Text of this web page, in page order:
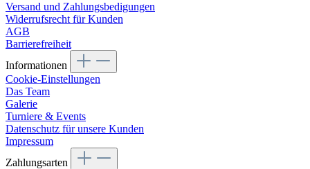
Versand und Zahlungsbedigungen
Widerrufsrecht für Kunden
AGB
Barrierefreiheit
Informationen
Cookie-Einstellungen
Das Team
Galerie
Turniere & Events
Datenschutz für unsere Kunden
Impressum
Zahlungsarten